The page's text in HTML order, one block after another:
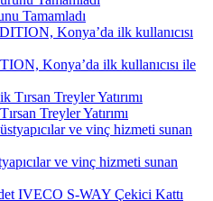
Tamamladı
Konya’da ilk kullanıcısı ile
Treyler Yatırımı
ve vinç hizmeti sunan